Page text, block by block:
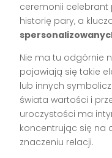
ceremonii celebrant
historię pary, a
Nie ma tu odgórnie
pojawiają się takie
lub innych
świata wartości i
uroczystości ma
koncentrując się na
znaczeniu relacji.